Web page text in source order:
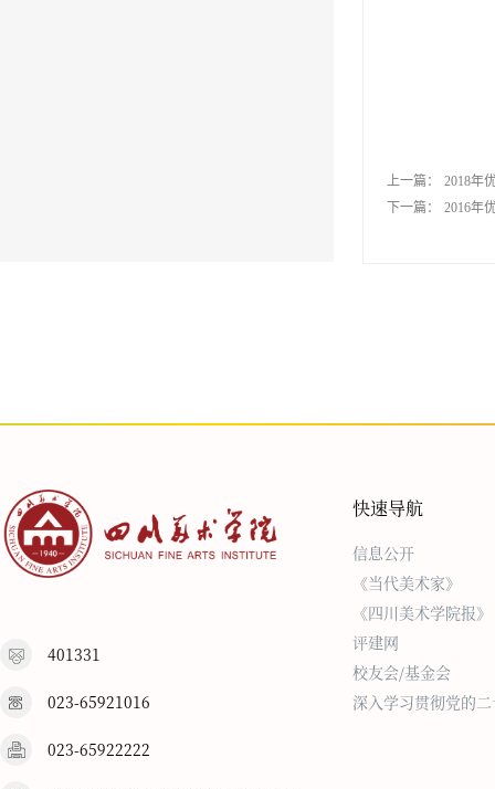
上一篇：
2018年
下一篇：
2016年